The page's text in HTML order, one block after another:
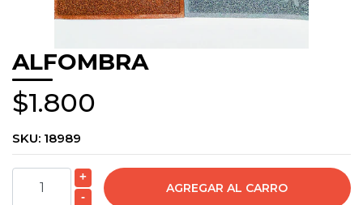
ALFOMBRA
$1.800
SKU: 18989
+
-